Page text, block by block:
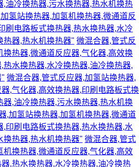
油冷换热器,污水换热器,热水机换热
氢站换热器,加氢机换热器,微通道反
刷电路板式换热器,热水换热器,水冷
热器,热水机换热器" 微混合器,管式反
换热器,微通道反应器,气化器,高效换
水换热器,水冷换热器,油冷换热器,
微混合器,管式反应器,加氢站换热器,
,气化器,高效换热器,印刷电路板式换
,油冷换热器,污水换热器,热水机换
,加氢站换热器,加氢机换热器,微通道
,印刷电路板式换热器,热水换热器,水
换热器,热水机换热器" 微混合器,管式
机换热器,微通道反应器,气化器,高效
,热水换热器,水冷换热器,油冷换热